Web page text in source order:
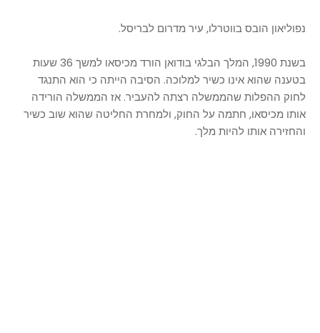
נפוליאון הובס בווטרלו, עיר מדרום לבריסל.
בשנת 1990, המלך הבלגי בודואן הורד מכיסאו למשך 36 שעות
בטענה שהוא אינו כשיר למלוכה. הסיבה הייתה כי הוא התנגד
לחוק ההפלות שהממשלה רצתה להעביר. אז הממשלה הורידה
אותו מכיסאו, חתמה על החוק, ולמחרת החליטה שהוא שוב כשיר
והחזירה אותו להיות מלך.